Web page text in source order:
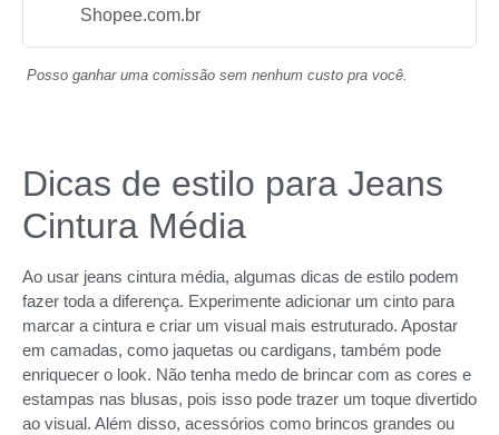
Shopee.com.br
Posso ganhar uma comissão sem nenhum custo pra você.
Dicas de estilo para Jeans
Cintura Média
Ao usar jeans cintura média, algumas dicas de estilo podem
fazer toda a diferença. Experimente adicionar um cinto para
marcar a cintura e criar um visual mais estruturado. Apostar
em camadas, como jaquetas ou cardigans, também pode
enriquecer o look. Não tenha medo de brincar com as cores e
estampas nas blusas, pois isso pode trazer um toque divertido
ao visual. Além disso, acessórios como brincos grandes ou